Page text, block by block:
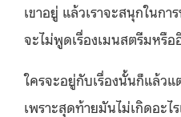
เขาอยู่ แล้วเราจะสนุกในก
จะไม่พูดเรื่องเมนสตรีมหรื
ใครจะอยู่กับเรื่องนั้นก็แล้ว
เพราะสุดท้ายมันไม่เกิดอะ